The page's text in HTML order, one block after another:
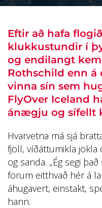
Eftir að hafa
klukkustundir í
og endilangt
Rothschild enn á
vinna sín sem
FlyOver Iceland
ánægju og sífellt
Hvarvetna má sjá
fjöll, víðáttumikla jökla
og sanda. „Ég segi
förum eitthvað hér á
áhugavert, einstakt,
hann.